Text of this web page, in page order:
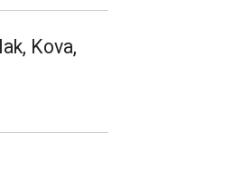
Kova,